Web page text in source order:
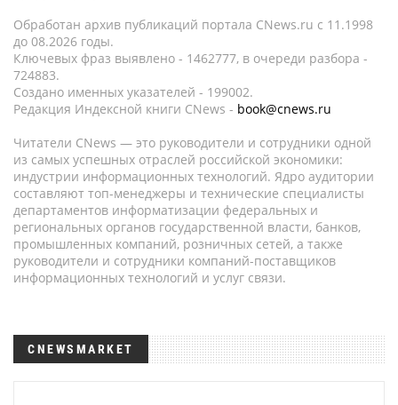
Обработан архив публикаций портала CNews.ru c 11.1998
до 08.2026 годы.
Ключевых фраз выявлено - 1462777, в очереди разбора -
724883.
Создано именных указателей - 199002.
Редакция Индексной книги CNews - book@cnews.ru
Читатели CNews — это руководители и сотрудники одной
из самых успешных отраслей российской экономики:
индустрии информационных технологий. Ядро аудитории
составляют топ-менеджеры и технические специалисты
департаментов информатизации федеральных и
региональных органов государственной власти, банков,
промышленных компаний, розничных сетей, а также
руководители и сотрудники компаний-поставщиков
информационных технологий и услуг связи.
CNEWSMARKET